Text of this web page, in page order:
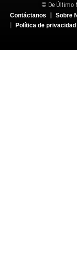
© De Último
Contáctanos
Sobre
Política de privacidad